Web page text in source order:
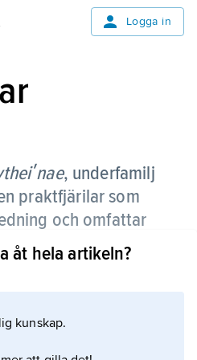
Logga in
, underfamilj
praktfjärilar som
och omfattar
40–45 mm. Den har
åt hela artikeln?
kunskap.